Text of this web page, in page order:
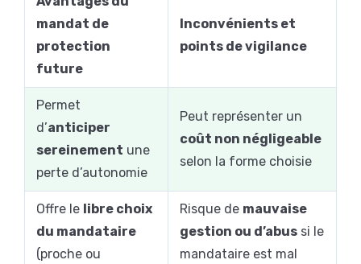
mandat de
protection
future
Inconvénients et
points de vigilance
Permet
d’anticiper
sereinement une
perte d’autonomie
Peut représenter un
coût non négligeable
selon la forme choisie
Offre le libre choix
du mandataire
(proche ou
Risque de mauvaise
gestion ou d’abus si le
mandataire est mal